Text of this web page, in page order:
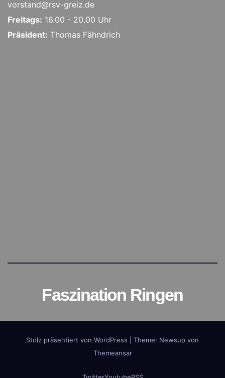
vorstand@rsv-greiz.de
Freitags: 16.00 - 20.00 Uhr
Präsident: Thomas Fähndrich
Faszination Ringen
Stolz präsentiert von WordPress Theme: Newsup von
Themeansar